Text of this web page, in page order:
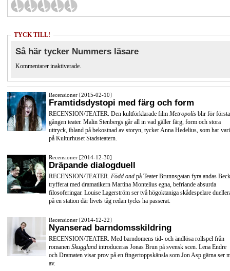
TYCK TILL!
Så här tycker Nummers läsare
Kommentarer inaktiverade.
Recensioner [2015-02-10]
Framtidsdystopi med färg och form
RECENSION/TEATER. Den kultförklarade film Metropolis blir för första
gången teater. Malin Stenbergs går all in vad gäller färg, form och stora
uttryck, ibland på bekostnad av storyn, tycker Anna Hedelius, som har
på Kulturhuset Stadsteatern.
Recensioner [2014-12-30]
Dräpande dialogduell
RECENSION/TEATER. Född ond på Teater Brunnsgatan fyra andas
tryfferat med dramatikern Martina Montelius egna, befriande absurda
filosoferingar. Louise Lagerström ser två högoktaniga skådespelare
på en station där livets tåg redan tycks ha passerat.
Recensioner [2014-12-22]
Nyanserad barndomsskildring
RECENSION/TEATER. Med barndomens tid- och ändlösa rollspel från
romanen Skuggland introduceras Jonas Brun på svensk scen. Lena Endre
och Dramaten visar prov på en fingertoppskänsla som Jon Asp gärna ser
av.